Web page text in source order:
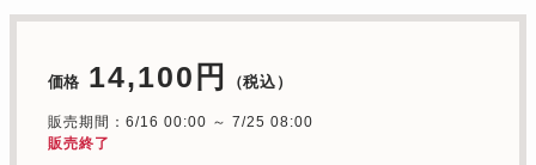
価格 14,100円 （税込）
販売期間：6/16 00:00 ～ 7/25 08:00
販売終了